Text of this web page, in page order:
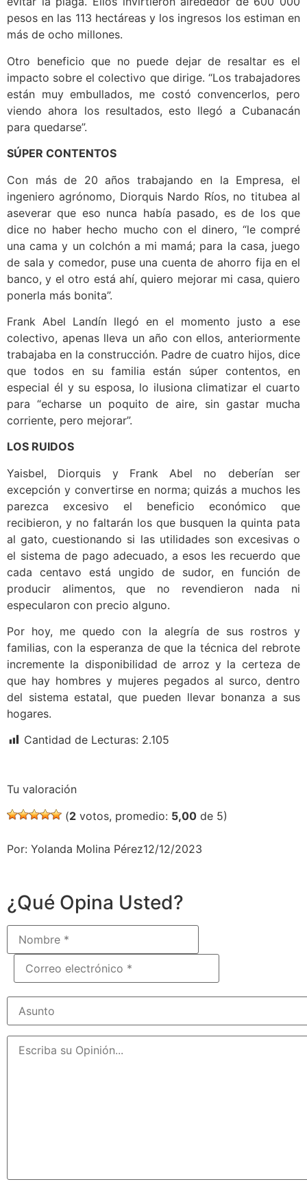
pesos en las 113 hectáreas y los ingresos los estiman en
más de ocho millones.
Otro beneficio que no puede dejar de resaltar es el
impacto sobre el colectivo que dirige. “Los trabajadores
están muy embullados, me costó convencerlos, pero
viendo ahora los resultados, esto llegó a Cubanacán
para quedarse”.
SÚPER CONTENTOS
Con más de 20 años trabajando en la Empresa, el
ingeniero agrónomo, Diorquis Nardo Ríos, no titubea al
aseverar que eso nunca había pasado, es de los que
dice no haber hecho mucho con el dinero, “le compré
una cama y un colchón a mi mamá; para la casa, juego
de sala y comedor, puse una cuenta de ahorro fija en el
banco, y el otro está ahí, quiero mejorar mi casa, quiero
ponerla más bonita”.
Frank Abel Landín llegó en el momento justo a ese
colectivo, apenas lleva un año con ellos, anteriormente
trabajaba en la construcción. Padre de cuatro hijos, dice
que todos en su familia están súper contentos, en
especial él y su esposa, lo ilusiona climatizar el cuarto
para “echarse un poquito de aire, sin gastar mucha
corriente, pero mejorar”.
LOS RUIDOS
Yaisbel, Diorquis y Frank Abel no deberían ser
excepción y convertirse en norma; quizás a muchos les
parezca excesivo el beneficio económico que
recibieron, y no faltarán los que busquen la quinta pata
al gato, cuestionando si las utilidades son excesivas o
el sistema de pago adecuado, a esos les recuerdo que
cada centavo está ungido de sudor, en función de
producir alimentos, que no revendieron nada ni
especularon con precio alguno.
Por hoy, me quedo con la alegría de sus rostros y
familias, con la esperanza de que la técnica del rebrote
incremente la disponibilidad de arroz y la certeza de
que hay hombres y mujeres pegados al surco, dentro
del sistema estatal, que pueden llevar bonanza a sus
hogares.
Cantidad de Lecturas: 2.105
Tu valoración
(2 votos, promedio: 5,00 de 5)
Por: Yolanda Molina Pérez12/12/2023
¿Qué Opina Usted?